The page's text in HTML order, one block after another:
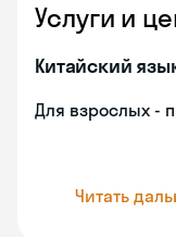
Услуги и
Китайский
Для взрослых -
Читать